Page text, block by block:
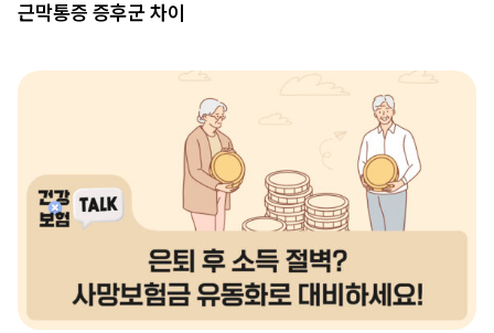
근막통증 증후군 차이